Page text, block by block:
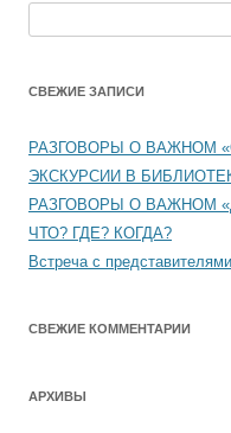
СВЕЖИЕ ЗАПИСИ
РАЗГОВОРЫ О ВАЖНОМ «О
ЭКСКУРСИИ В
РАЗГОВОРЫ О ВАЖНОМ
ЧТО? ГДЕ? КОГДА?
Встреча с
СВЕЖИЕ КОММЕНТАРИИ
АРХИВЫ